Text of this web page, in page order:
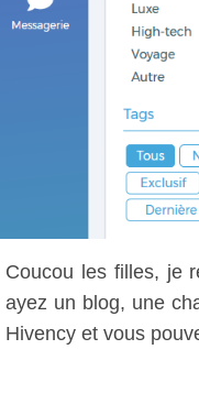
Coucou les filles, je
ayez un blog, une
Hivency et vous